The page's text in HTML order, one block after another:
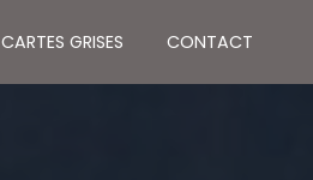
CARTES GRISES CONTACT